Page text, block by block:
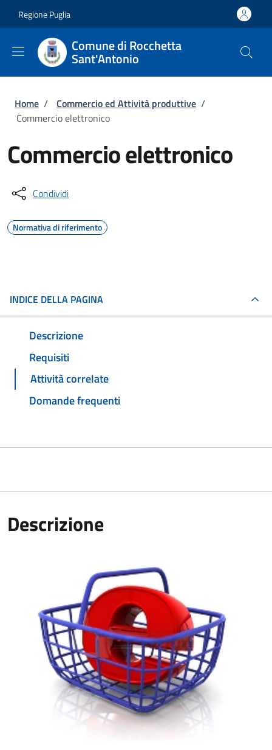
Regione Puglia
Comune di Rocchetta
Sant'Antonio
Briciole di pane
Home / Commercio ed Attività produttive /
Commercio elettronico
Commercio elettronico
Condividi
Normativa di riferimento
INDICE DELLA PAGINA
Descrizione
Requisiti
Attività correlate
Domande frequenti
Descrizione